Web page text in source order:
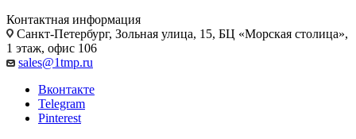
Контактная информация
Санкт-Петербург, Зольная улица, 15, БЦ «Морская столица»,
1 этаж, офис 106
sales@1tmp.ru
Вконтакте
Telegram
Pinterest